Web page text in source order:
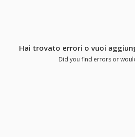
Hai trovato errori o vuoi
Did you find errors or